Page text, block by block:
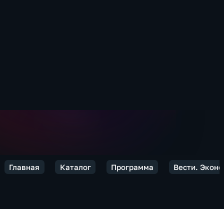
Главная Каталог Программа Вести.